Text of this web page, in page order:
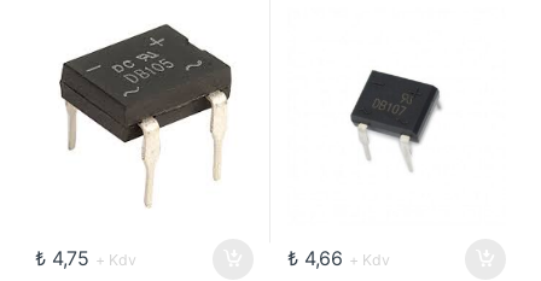
₺4,75 + Kdv ₺4,66 + Kdv